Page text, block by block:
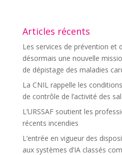
Articles récents
Les services de prévention et
désormais une nouvelle
de dépistage des maladies
La CNIL rappelle les
de contrôle de l’activité des
L’URSSAF soutient les
récents incendies
L’entrée en vigueur des
aux systèmes d’IA classés